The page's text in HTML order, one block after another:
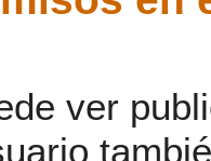
ver